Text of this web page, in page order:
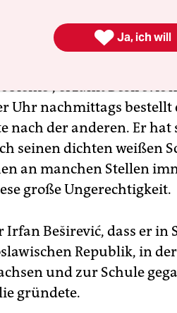
erzählt Beširević
Uhr nachmittags bestellt
nach der anderen. Er hat
seinen dichten weißen
an manchen Stellen
große Ungerechtigkeit.
Irfan Beširević, dass er
Republik, in
und zur Schule
gründete.
 Ja, ich will